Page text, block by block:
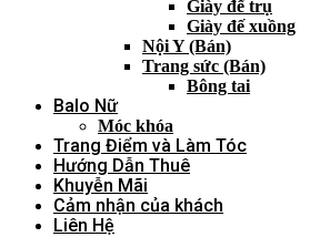
Giày đế trụ
Giày đế xuồng
Nội Y (Bán)
Trang sức (Bán)
Bông tai
Balo Nữ
Móc khóa
Trang Điểm và Làm Tóc
Hướng Dẫn Thuê
Khuyễn Mãi
Cảm nhận của khách
Liên Hệ